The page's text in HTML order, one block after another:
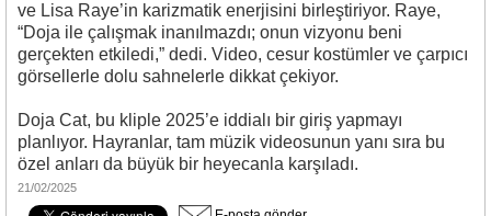
ve Lisa Raye’in karizmatik enerjisini birleştiriyor. Raye,
“Doja ile çalışmak inanılmazdı; onun vizyonu beni
gerçekten etkiledi,” dedi. Video, cesur kostümler ve çarpıcı
görsellerle dolu sahnelerle dikkat çekiyor.
Doja Cat, bu kliple 2025’e iddialı bir giriş yapmayı
planlıyor. Hayranlar, tam müzik videosunun yanı sıra bu
özel anları da büyük bir heyecanla karşıladı.
21/02/2025